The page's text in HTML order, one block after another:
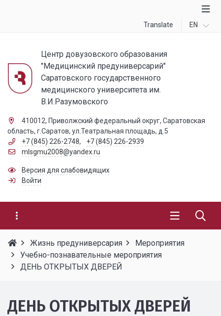
Translate EN
Центр довузовского образования
"Медицинский предуниверсарий"
Саратовского государственного
медицинского университета им.
В.И.Разумовского
410012, Приволжский федеральный округ, Саратовская
область, г.Саратов, ул.Театральная площадь, д.5
+7 (845) 226-2748,
+7 (845) 226-2939
mlsgmu2008@yandex.ru
Версия для слабовидящих
Войти
Жизнь предуниверсария
Мероприятия
Учебно-познавательные мероприятия
ДЕНЬ ОТКРЫТЫХ ДВЕРЕЙ
ДЕНЬ ОТКРЫТЫХ ДВЕРЕЙ